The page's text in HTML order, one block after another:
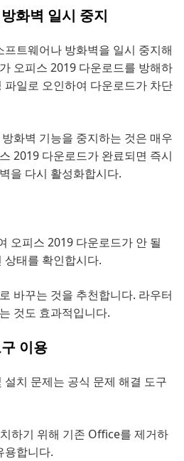
화벽 일시 중지
프트웨어나 방화벽을 일시 중지해
오피스 2019 다운로드를 방해하
파일로 오인하여 다운로드가 차단
화벽 기능을 중지하는 것은 매우
2019 다운로드가 완료되면 즉시
을 다시 활성화합시다.
오피스 2019 다운로드가 안 될
상태를 확인합시다.
바꾸는 것을 추천합니다. 라우터
것도 효과적입니다.
이용
치 문제는 공식 문제 해결 도구
하기 위해 기존 Office를 제거하
용합니다.